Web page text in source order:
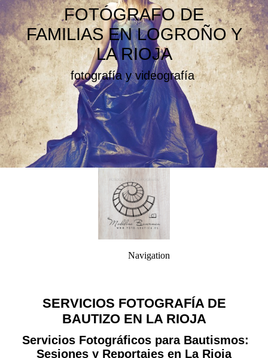
FOTÓGRAFO DE
FAMILIAS EN LOGROÑO Y
LA RIOJA
fotografía y videografía
Navigation
SERVICIOS FOTOGRAFÍA DE
BAUTIZO EN LA RIOJA
Servicios Fotográficos para Bautismos:
Sesiones y Reportajes en La Rioja